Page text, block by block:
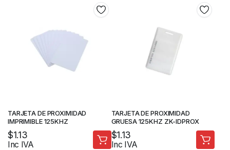
TARJETA DE PROXIMIDAD
IMPRIMIBLE 125KHZ
$1.13
Inc IVA
TARJETA DE PROXIMIDAD
GRUESA 125KHZ ZK-IDPROX
$1.13
Inc IVA